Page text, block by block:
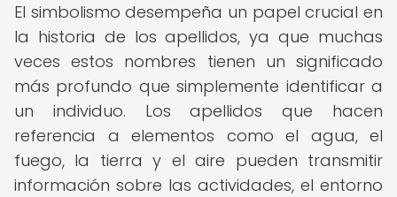
El simbolismo desempeña un papel crucial en
la historia de los apellidos, ya que muchas
veces estos nombres tienen un significado
más profundo que simplemente identificar a
un individuo. Los apellidos que hacen
referencia a elementos como el agua, el
fuego, la tierra y el aire pueden transmitir
información sobre las actividades, el entorno